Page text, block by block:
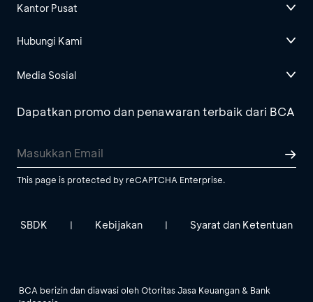
Kantor Pusat
Hubungi Kami
Media Sosial
Dapatkan promo dan penawaran terbaik dari BCA
This page is protected by reCAPTCHA Enterprise.
SBDK | Kebijakan | Syarat dan Ketentuan
BCA berizin dan diawasi oleh Otoritas Jasa Keuangan & Bank